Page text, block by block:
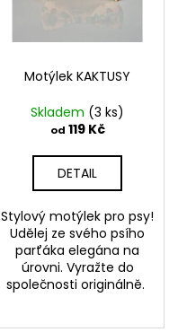
Motýlek KAKTUSY
Skladem (3 ks)
od 119 Kč
DETAIL
Stylový motýlek pro psy!
Udělej ze svého psího
parťáka elegána na
úrovni. Vyražte do
společnosti originálně.